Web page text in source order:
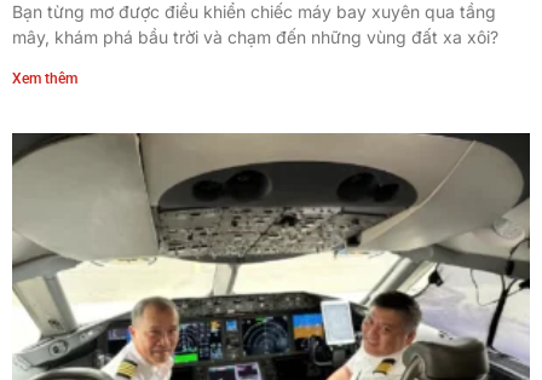
Bạn từng mơ được điều khiển chiếc máy bay xuyên qua tầng
mây, khám phá bầu trời và chạm đến những vùng đất xa xôi?
Xem thêm